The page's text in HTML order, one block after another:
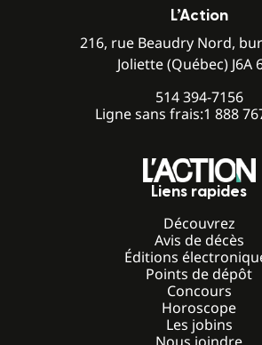
L’Action
216, rue Beaudry Nord,
Joliette (Québec) J6A
514 394-7156
Ligne sans frais:1 888
Liens rapides
Découvrez
Avis de décès
Éditions
Points de dépôt
Concours
Horoscope
Les jobins